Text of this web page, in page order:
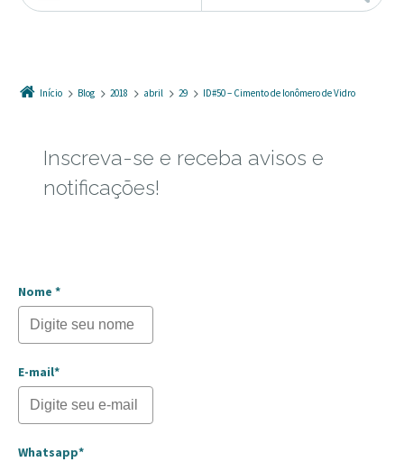
Início Blog 2018 abril 29 ID#50 – Cimento de Ionômero de Vidro
Inscreva-se e receba avisos e
notificações!
Nome *
E-mail*
Whatsapp*